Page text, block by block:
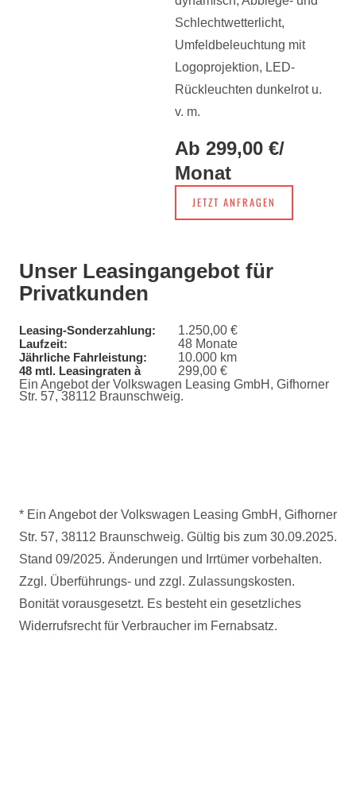
Schlechtwetterlicht,
Umfeldbeleuchtung mit
Logoprojektion, LED-
Rückleuchten dunkelrot u.
v. m.
Ab 299,00 €/
Monat
JETZT ANFRAGEN
Unser Leasingangebot für
Privatkunden
Leasing-Sonderzahlung: 1.250,00 €
Laufzeit: 48 Monate
Jährliche Fahrleistung: 10.000 km
48 mtl. Leasingraten à
299,00 €
Ein Angebot der Volkswagen Leasing GmbH, Gifhorner
Str. 57, 38112 Braunschweig.
* Ein Angebot der Volkswagen Leasing GmbH, Gifhorner
Str. 57, 38112 Braunschweig. Gültig bis zum 30.09.2025.
Stand 09/2025. Änderungen und Irrtümer vorbehalten.
Zzgl. Überführungs- und zzgl. Zulassungskosten.
Bonität vorausgesetzt. Es besteht ein gesetzliches
Widerrufsrecht für Verbraucher im Fernabsatz.